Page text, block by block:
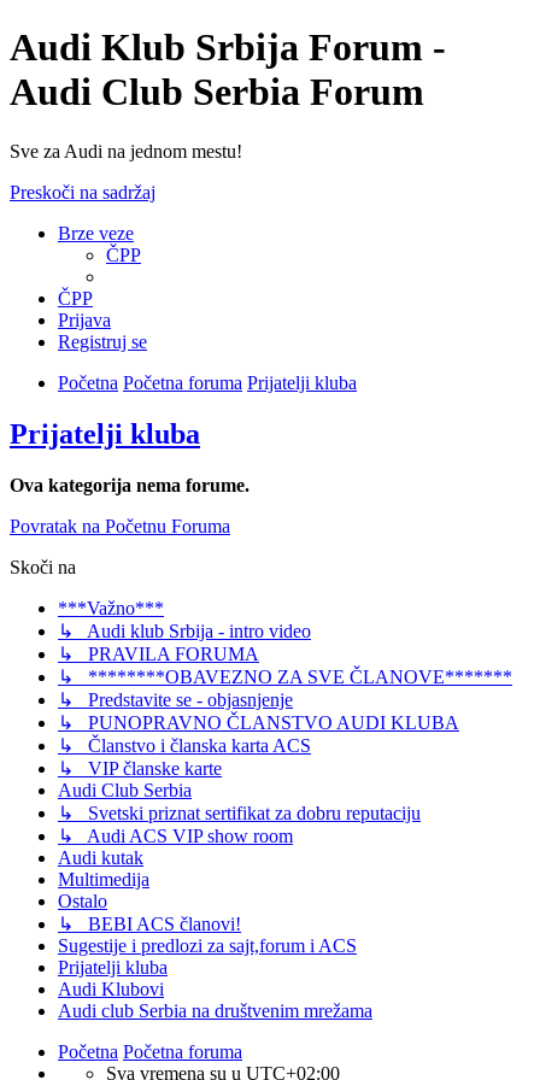
Audi Klub Srbija Forum -
Audi Club Serbia Forum
Sve za Audi na jednom mestu!
Preskoči na sadržaj
Brze veze
ČPP
ČPP
Prijava
Registruj se
Početna Početna foruma Prijatelji kluba
Prijatelji kluba
Ova kategorija nema forume.
Povratak na Početnu Foruma
Skoči na
***Važno***
↳ Audi klub Srbija - intro video
↳ PRAVILA FORUMA
↳ ********OBAVEZNO ZA SVE ČLANOVE*******
↳ Predstavite se - objasnjenje
↳ PUNOPRAVNO ČLANSTVO AUDI KLUBA
↳ Članstvo i članska karta ACS
↳ VIP članske karte
Audi Club Serbia
↳ Svetski priznat sertifikat za dobru reputaciju
↳ Audi ACS VIP show room
Audi kutak
Multimedija
Ostalo
↳ BEBI ACS članovi!
Sugestije i predlozi za sajt,forum i ACS
Prijatelji kluba
Audi Klubovi
Audi club Serbia na društvenim mrežama
Početna Početna foruma
Sva vremena su u UTC+02:00